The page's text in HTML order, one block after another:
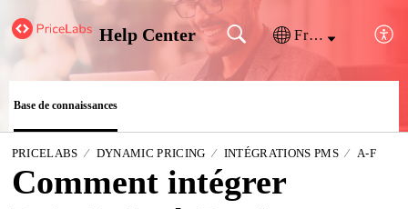
Help Center Français (France)
Base de connaissances
PRICELABS DYNAMIC PRICING INTÉGRATIONS PMS A-F
Comment intégrer